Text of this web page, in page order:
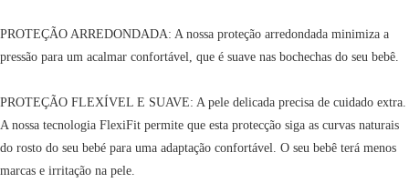
PROTEÇÃO ARREDONDADA: A nossa proteção arredondada minimiza a
pressão para um acalmar confortável, que é suave nas bochechas do seu bebê.
PROTEÇÃO FLEXÍVEL E SUAVE: A pele delicada precisa de cuidado extra.
A nossa tecnologia FlexiFit permite que esta protecção siga as curvas naturais
do rosto do seu bebé para uma adaptação confortável. O seu bebê terá menos
marcas e irritação na pele.